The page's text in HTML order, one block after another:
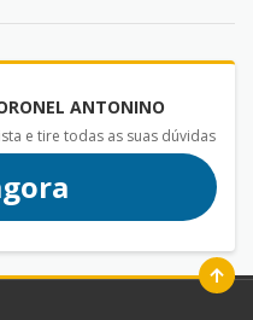
ANTONINO
e tire todas as suas dúvidas